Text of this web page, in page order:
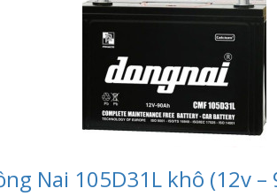
Nai 105D31L khô (12v –